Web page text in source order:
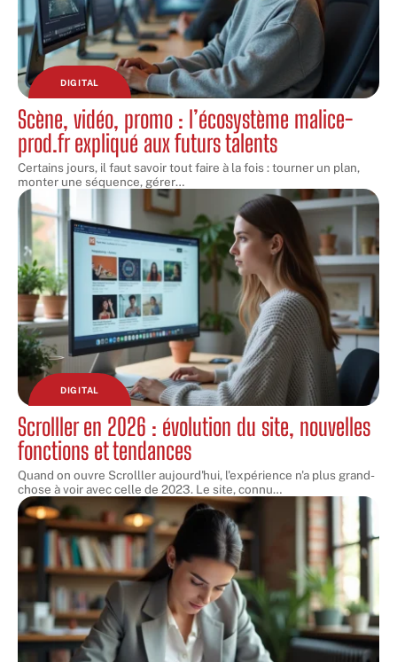
DIGITAL
Scène, vidéo, promo : l’écosystème malice-
prod.fr expliqué aux futurs talents
Certains jours, il faut savoir tout faire à la fois : tourner un plan,
monter une séquence, gérer…
DIGITAL
Scrolller en 2026 : évolution du site, nouvelles
fonctions et tendances
Quand on ouvre Scrolller aujourd'hui, l'expérience n'a plus grand-
chose à voir avec celle de 2023. Le site, connu…